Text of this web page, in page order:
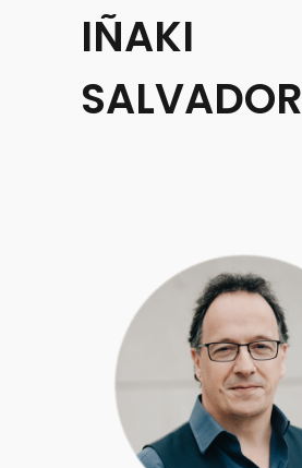
IÑAKI
SALVADOR